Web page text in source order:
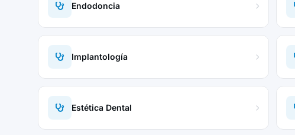
Endodoncia
Implantología
Estética Dental